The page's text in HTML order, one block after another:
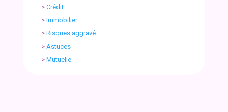
> Crédit
> Immobilier
> Risques aggravé
> Astuces
> Mutuelle